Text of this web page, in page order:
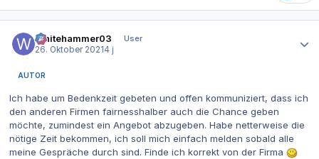
Whitehammer03
User
26. Oktober 2021 4 j
AUTOR
Ich habe um Bedenkzeit gebeten und offen kommuniziert, dass ich
den anderen Firmen fairnesshalber auch die Chance geben
möchte, zumindest ein Angebot abzugeben. Habe netterweise die
nötige Zeit bekommen, ich soll mich einfach melden sobald alle
meine Gespräche durch sind. Finde ich korrekt von der Firma